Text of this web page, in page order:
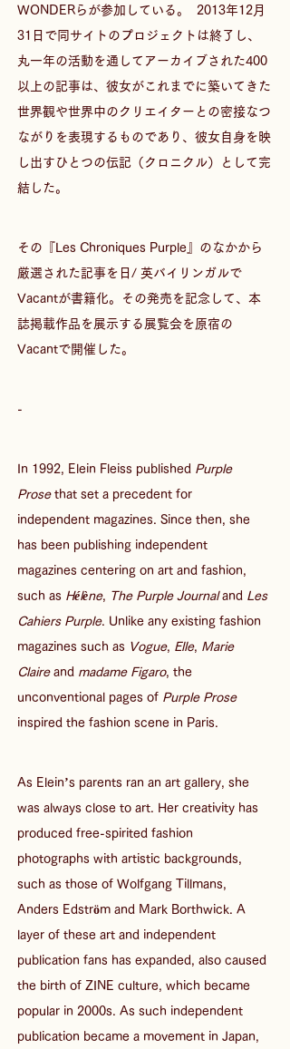
WONDERらが参加している。  2013年12月
31日で同サイトのプロジェクトは終了し、
丸一年の活動を通してアーカイブされた400
以上の記事は、彼女がこれまでに築いてきた
世界観や世界中のクリエイターとの密接なつ
ながりを表現するものであり、彼女自身を映
し出すひとつの伝記（クロニクル）として完
結した。
その『Les Chroniques Purple』のなかから
厳選された記事を日/ 英バイリンガルで
Vacantが書籍化。その発売を記念して、本
誌掲載作品を展示する展覧会を原宿の
Vacantで開催した。
-
In 1992, Elein Fleiss published Purple
Prose that set a precedent for
independent magazines. Since then, she
has been publishing independent
magazines centering on art and fashion,
such as Hélène, The Purple Journal and Les
Cahiers Purple. Unlike any existing fashion
magazines such as Vogue, Elle, Marie
Claire and madame Figaro, the
unconventional pages of Purple Prose
inspired the fashion scene in Paris.
As Elein’s parents ran an art gallery, she
was always close to art. Her creativity has
produced free-spirited fashion
photographs with artistic backgrounds,
such as those of Wolfgang Tillmans,
Anders Edström and Mark Borthwick. A
layer of these art and independent
publication fans has expanded, also caused
the birth of ZINE culture, which became
popular in 2000s. As such independent
publication became a movement in Japan,